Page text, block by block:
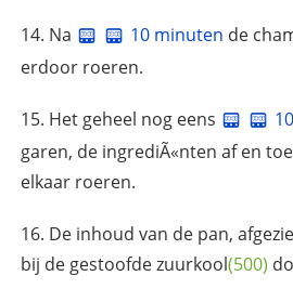
Na 10 minuten de
erdoor roeren.
Het geheel nog eens
garen, de ingrediÃ«nten af en
elkaar roeren.
De inhoud van de pan,
bij de gestoofdezuurkool(500)